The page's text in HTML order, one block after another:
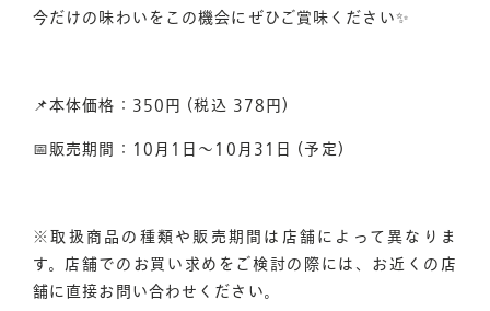
今だけの味わいをこの機会にぜひご賞味ください✨
📌本体価格：350円 (税込 378円)
📅販売期間：10月1日～10月31日 (予定)
※取扱商品の種類や販売期間は店舗によって異なりま
す。店舗でのお買い求めをご検討の際には、お近くの店
舗に直接お問い合わせください。